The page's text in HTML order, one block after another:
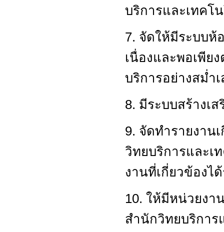
บริการและเทคโ
7. จัดให้มีระบบห้
เนื่องและพอเพีย
บริการอย่างสม่ำ
8. มีระบบสร้างเ
9. จัดทำรายงาน
วิทยบริการและเ
งานที่เกี่ยวข้องไ
10. ให้มีหน่วยง
สำนักวิทยบริการ